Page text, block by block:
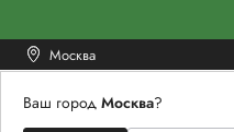
Москва
Ваш город Москва?
ЖЕНСКОЕМУЖСКОЕ